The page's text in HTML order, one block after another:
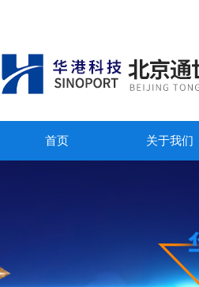
首页 关于我们